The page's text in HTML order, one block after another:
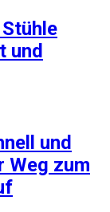
und
und
Weg zum